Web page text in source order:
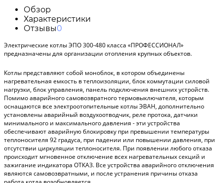
Обзор
Характеристики
Отзывы0
Электрические котлы ЭПО 300-480 класса «ПРОФЕССИОНАЛ»
предназначены для организации отопления крупных объектов.
Котлы представляют собой моноблок, в котором объединены
нагревательная емкость в теплоизоляции, блок коммутации силовой
нагрузки, блок управления, панель подключения внешних устройств.
Помимо аварийного самовозвратного термовыключателя, которым
оснащаются все электроотопительные котлы ЭВАН, дополнительно
установлены аварийный воздухоотводчик, реле протока, датчики
минимального и максимального давления - эти устройства
обеспечивают аварийную блокировку при превышении температуры
теплоносителя 92 градуса, при падении или повышении давления, при
отсутствии циркуляции теплоносителя. При появлении любого отказа
происходит мгновенное отключение всех нагревательных секций и
зажигание индикатора ОТКАЗ. Все устройства аварийного отключения
являются самовозвратными, и после устранения причины отказа